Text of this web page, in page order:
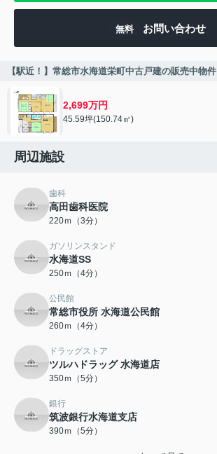
無料 お問い合わせ
【駅近！】常総市水海道栄町中古戸建の販売中物件
2,699万円
45.59坪(150.74㎡)
周辺施設
歯科
高田歯科医院
220ｍ（3分）
ガソリンスタンド
水海道SS
250ｍ（4分）
公民館
常総市役所 水海道公民館
260ｍ（4分）
ドラッグストア
ツルハドラッグ 水海道店
350ｍ（5分）
銀行
筑波銀行水海道支店
390ｍ（5分）